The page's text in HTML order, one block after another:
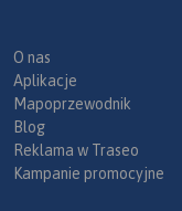
O nas
Aplikacje
Mapoprzewodnik
Blog
Reklama w Traseo
Kampanie promocyjne